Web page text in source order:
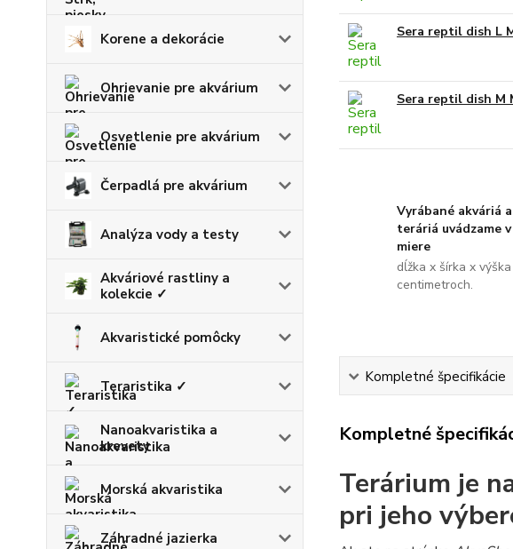
Korene a dekorácie
Ohrievanie pre akvárium
Osvetlenie pre akvárium
Čerpadlá pre akvárium
Analýza vody a testy
Akváriové rastliny a
kolekcie ✓
Akvaristické pomôcky
Teraristika ✓
Nanoakvaristika a
krevety
Morská akvaristika
Záhradné jazierka
Sera reptil dish L
Sera reptil dish M
Vyrábané akváriá a
teráriá uvádzame v
miere
dĺžka x šírka x
centimetroch.
Kompletné špecifikácie
Kompletné
Terárium je
pri jeho